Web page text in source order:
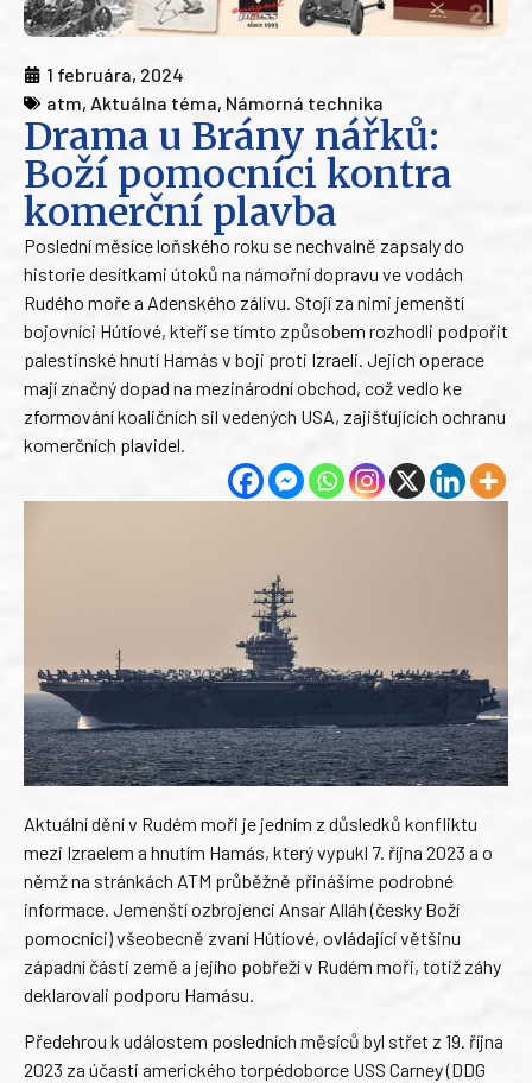
1 februára, 2024
atm, Aktuálna téma, Námorná technika
Drama u Brány nářků:
Boží pomocníci kontra
komerční plavba
Poslední měsíce loňského roku se nechvalně zapsaly do
historie desítkami útoků na námořní dopravu ve vodách
Rudého moře a Adenského zálivu. Stojí za nimi jemenští
bojovníci Hútíové, kteří se tímto způsobem rozhodli podpořit
palestinské hnutí Hamás v boji proti Izraeli. Jejich operace
mají značný dopad na mezinárodní obchod, což vedlo ke
zformování koaličních sil vedených USA, zajišťujících ochranu
komerčních plavidel.
Aktuální dění v Rudém moři je jedním z důsledků konfliktu
mezi Izraelem a hnutím Hamás, který vypukl 7. října 2023 a o
němž na stránkách ATM průběžně přinášíme podrobné
informace. Jemenští ozbrojenci Ansar Alláh (česky Boží
pomocníci) všeobecně zvaní Hútíové, ovládající většinu
západní části země a jejího pobřeží v Rudém moři, totiž záhy
deklarovali podporu Hamásu.
Předehrou k událostem posledních měsíců byl střet z 19. října
2023 za účasti amerického torpédoborce USS Carney (DDG